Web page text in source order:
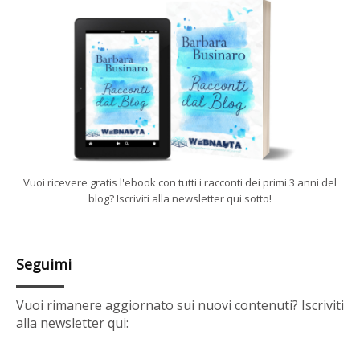
Vuoi ricevere gratis l'ebook con tutti i racconti dei primi 3 anni del
blog? Iscriviti alla newsletter qui sotto!
Seguimi
Vuoi rimanere aggiornato sui nuovi contenuti? Iscriviti
alla newsletter qui: